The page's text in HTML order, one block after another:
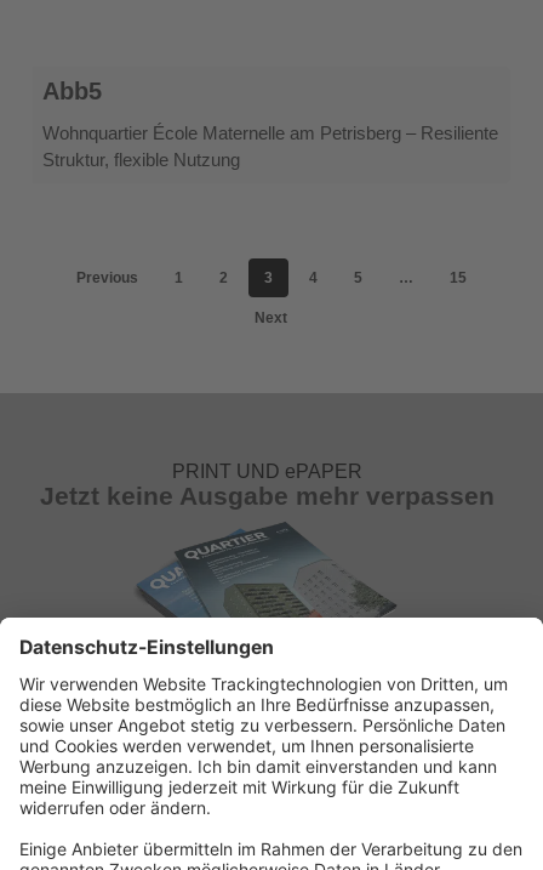
Abb5
Abb5
Wohnquartier École Maternelle am Petrisberg – Resiliente
Struktur, flexible Nutzung
Previous 1 2 3 4 5 … 15
Next
PRINT UND ePAPER
Jetzt keine Ausgabe mehr verpassen
ABONNEMENT ANFORDERN
Kostenloses Probeheft anfordern